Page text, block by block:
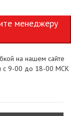
на нашем сайте
с 9-00 до 18-00 МСК